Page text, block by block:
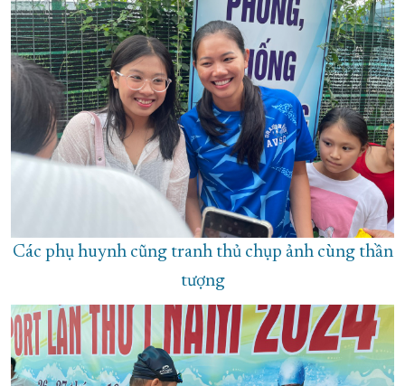
Các phụ huynh cũng tranh thủ chụp ảnh cùng thần
tượng